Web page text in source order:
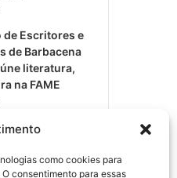
como cookies para
consentimento para essas
de Escritores e
de Barbacena
literatura,
na FAME
apresenta